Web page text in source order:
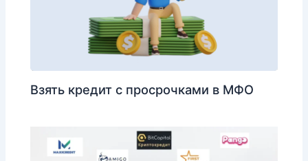
Взять кредит с просрочками в МФО